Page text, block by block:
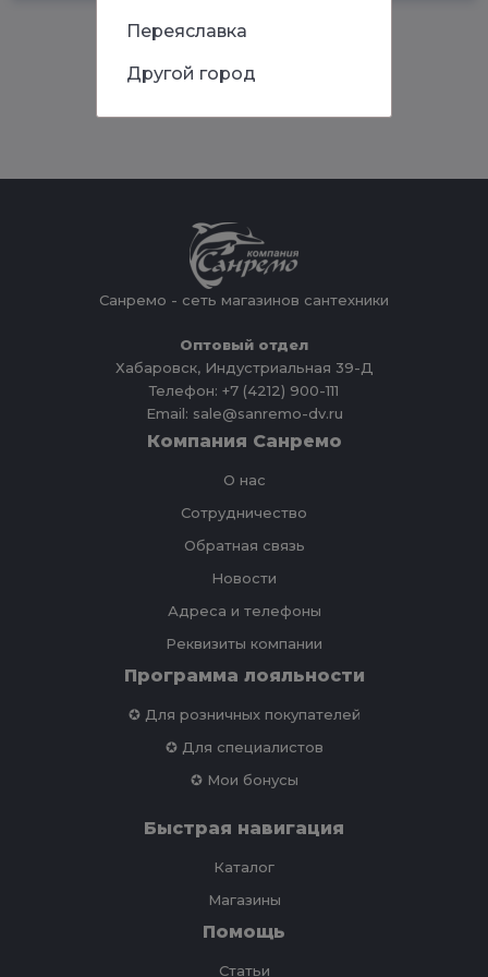
Санремо - сеть магазинов сантехники
Оптовый отдел
Хабаровск, Индустриальная 39-Д
Телефон: +7 (4212) 900-111
Email: sale@sanremo-dv.ru
Компания Санремо
О нас
Сотрудничество
Обратная связь
Новости
Адреса и телефоны
Реквизиты компании
Программа лояльности
✪ Для розничных покупателей
✪ Для специалистов
✪ Мои бонусы
Быстрая навигация
Каталог
Магазины
Помощь
Статьи
Переяславка
Другой город